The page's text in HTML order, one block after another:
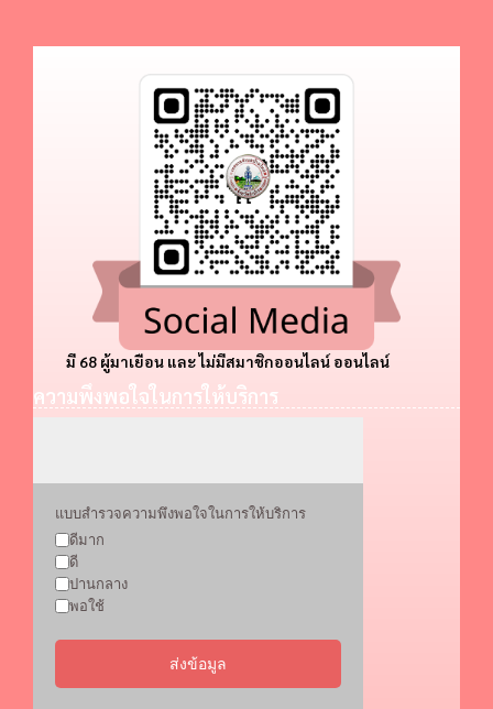
มี 68 ผู้มาเยือน และ ไม่มีสมาชิกออนไลน์ ออนไลน์
ความพึงพอใจในการให้บริการ
แบบสำรวจความพึงพอใจในการให้บริการ
ดีมาก
ดี
ปานกลาง
พอใช้
ส่งข้อมูล